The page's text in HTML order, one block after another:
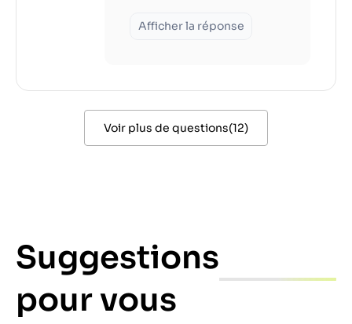
Afficher la réponse
Voir plus de questions(12)
Suggestions
pour vous